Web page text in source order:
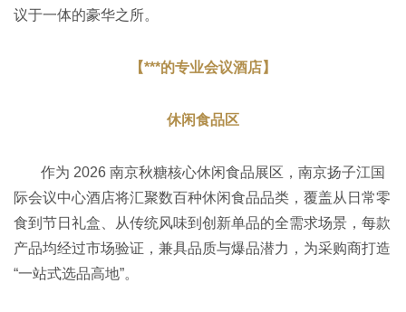
议于一体的豪华之所。
【***的专业会议酒店】
休闲食品区
作为 2026 南京秋糖核心休闲食品展区，南京扬子江国
际会议中心酒店将汇聚数百种休闲食品品类，覆盖从日常零
食到节日礼盒、从传统风味到创新单品的全需求场景，每款
产品均经过市场验证，兼具品质与爆品潜力，为采购商打造
“一站式选品高地”。